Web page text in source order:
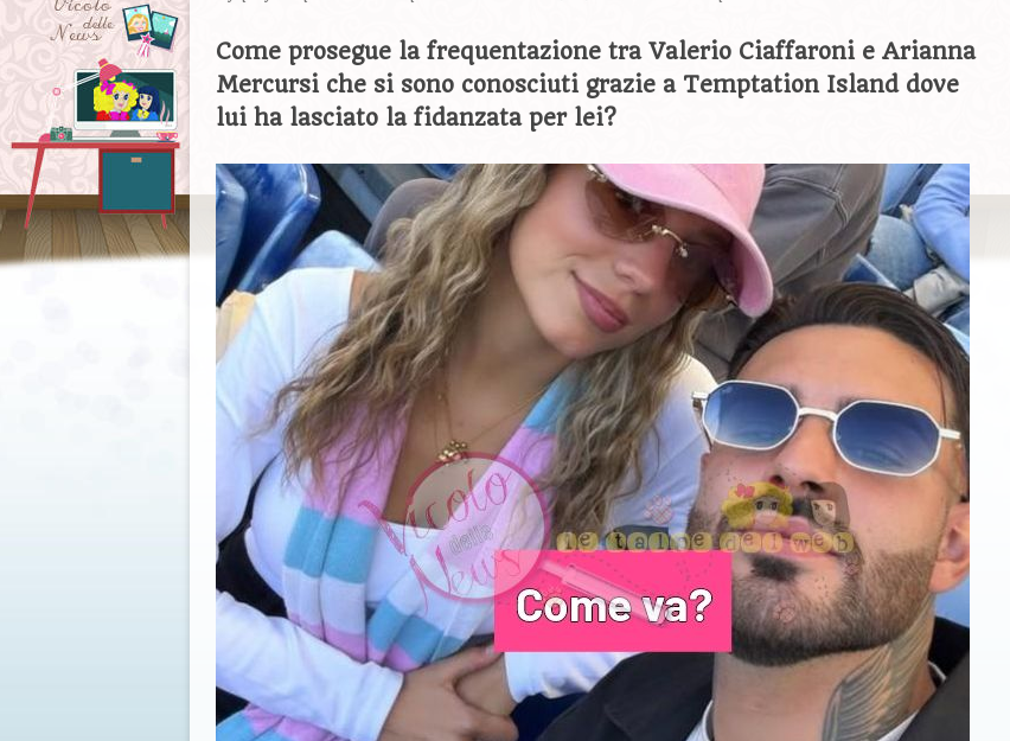
Come prosegue la frequentazione tra Valerio Ciaffaroni e Arianna
Mercursi che si sono conosciuti grazie a Temptation Island dove
lui ha lasciato la fidanzata per lei?